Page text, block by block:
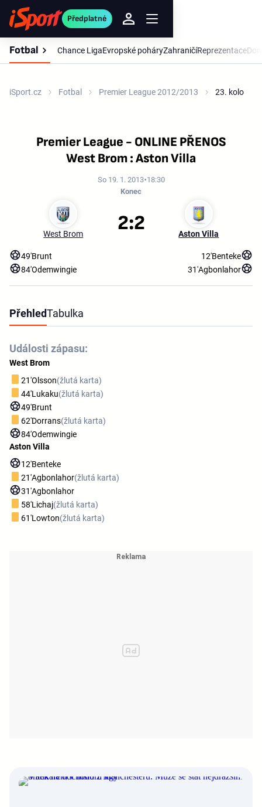
Předplatné
Fotbal Chance LigaEvropské poháryZahraničíReprezentace
iSport.cz Fotbal Premier League 2012/2013 23. kolo
Premier League - ONLINE PŘENOS
West Brom : Aston Villa
So 19. 1. 2013 18:30
Konec
West Brom Aston Villa
2:2
49'Brunt
84'Odemwingie
12'Benteke
31'Agbonlahor
PřehledTabulka
Události zápasu:
West Brom
21'Olsson(žlutá karta)
44'Lukaku(žlutá karta)
49'Brunt
62'Dorrans(žlutá karta)
84'Odemwingie
Aston Villa
12'Benteke
21'Agbonlahor(žlutá karta)
31'Agbonlahor
58'Lichaj(žlutá karta)
61'Lowton(žlutá karta)